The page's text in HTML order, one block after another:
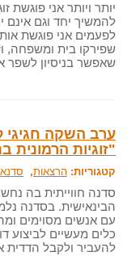
יותר ויותר אני פוגשת
להמשיך יחד וגם
לפעמים אני פוגשת
שפירקו בית ומשפחה,
שאפשר בניסיון לשפר
ערב השקה חגיגי
"זוגיות הרמונית
קטגוריות: הרצאות,
סדנה חווייתית בה
הבינאישית. בסדנה
עם אנשים מסוימים
כלים מעשיים לביצוע
להעביר ולקבל הדדית